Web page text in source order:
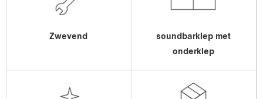
Zwevend
soundbarklep met
onderklep